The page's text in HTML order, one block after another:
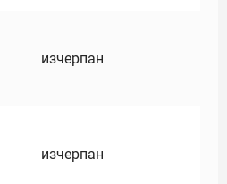
изчерпан
изчерпан